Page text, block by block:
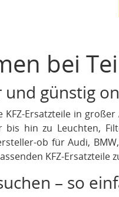
bei
günstig
Ersatzteile in
hin zu Leuchten,
ob für Audi,
KFZ-Ersatzteile
– so